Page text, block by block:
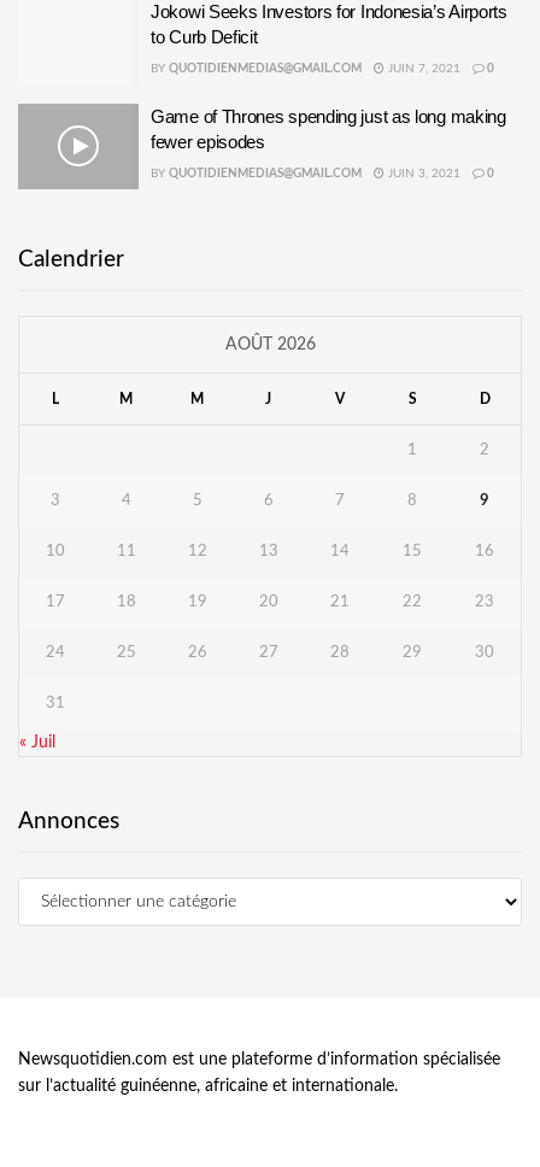
Jokowi Seeks Investors for Indonesia’s Airports
to Curb Deficit
BY QUOTIDIENMEDIAS@GMAIL.COM JUIN 7, 2021 0
Game of Thrones spending just as long making
fewer episodes
BY QUOTIDIENMEDIAS@GMAIL.COM JUIN 3, 2021 0
Calendrier
AOÛT 2026
L M M J V S D
1 2
3 4 5 6 7 8 9
10 11 12 13 14 15 16
17 18 19 20 21 22 23
24 25 26 27 28 29 30
31
« Juil
Annonces
Newsquotidien.com est une plateforme d’information spécialisée
sur l’actualité guinéenne, africaine et internationale.